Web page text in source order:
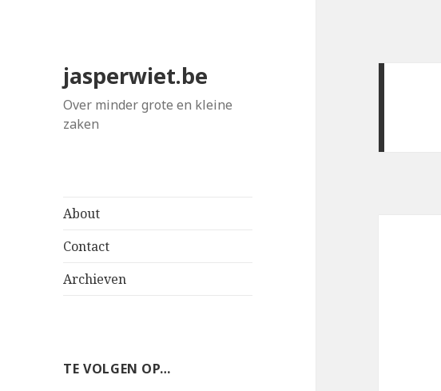
jasperwiet.be
Over minder grote en kleine
zaken
About
Contact
Archieven
TE VOLGEN OP…